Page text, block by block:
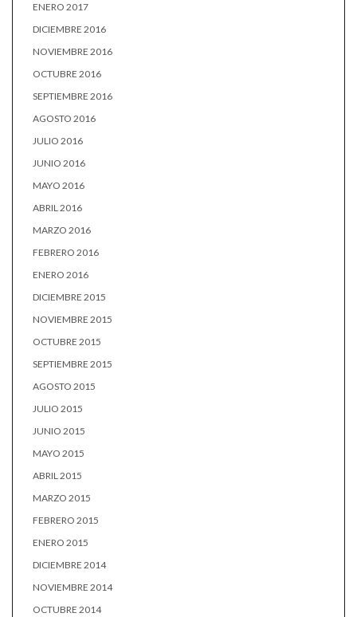
ENERO 2017
DICIEMBRE 2016
NOVIEMBRE 2016
OCTUBRE 2016
SEPTIEMBRE 2016
AGOSTO 2016
JULIO 2016
JUNIO 2016
MAYO 2016
ABRIL 2016
MARZO 2016
FEBRERO 2016
ENERO 2016
DICIEMBRE 2015
NOVIEMBRE 2015
OCTUBRE 2015
SEPTIEMBRE 2015
AGOSTO 2015
JULIO 2015
JUNIO 2015
MAYO 2015
ABRIL 2015
MARZO 2015
FEBRERO 2015
ENERO 2015
DICIEMBRE 2014
NOVIEMBRE 2014
OCTUBRE 2014